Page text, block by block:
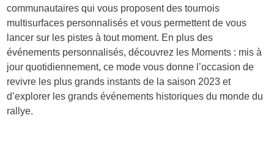
communautaires qui vous proposent des tournois
multisurfaces personnalisés et vous permettent de vous
lancer sur les pistes à tout moment. En plus des
événements personnalisés, découvrez les Moments : mis à
jour quotidiennement, ce mode vous donne l’occasion de
revivre les plus grands instants de la saison 2023 et
d’explorer les grands événements historiques du monde du
rallye.